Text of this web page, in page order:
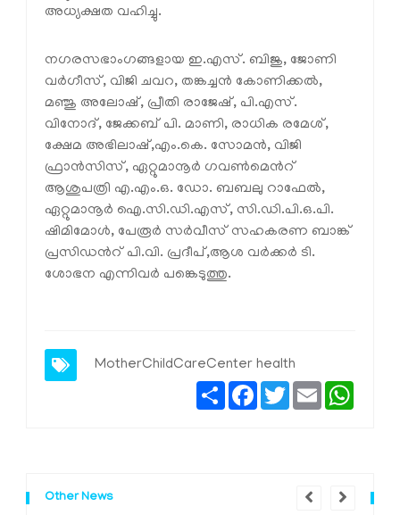
അധ്യക്ഷത വഹിച്ചു.
നഗരസഭാംഗങ്ങളായ ഇ.എസ്. ബിജു, ജോണി
വർഗീസ്, വിജി ചവറ, തങ്കച്ചൻ കോണിക്കൽ,
മഞ്ജു അലോഷ്, പ്രീതി രാജേഷ്, പി.എസ്.
വിനോദ്, ജേക്കബ് പി. മാണി, രാധിക രമേശ്,
ക്ഷേമ അഭിലാഷ്,എം.കെ. സോമൻ, വിജി
ഫ്രാൻസിസ്, ഏറ്റുമാനൂർ ഗവൺമെൻറ്
ആശുപത്രി എ.എം.ഒ. ഡോ. ബബലു റാഫേൽ,
ഏറ്റുമാനൂർ ഐ.സി.ഡി.എസ്, സി.ഡി.പി.ഒ.പി.
ഷിമിമോൾ, പേരൂർ സർവീസ് സഹകരണ ബാങ്ക്
പ്രസിഡൻറ് പി.വി. പ്രദീപ്,ആശ വർക്കർ ടി.
ശോഭന എന്നിവർ പങ്കെടുത്തു.
MotherChildCareCenter health
ShareFacebook
TwitterEmail
Other News